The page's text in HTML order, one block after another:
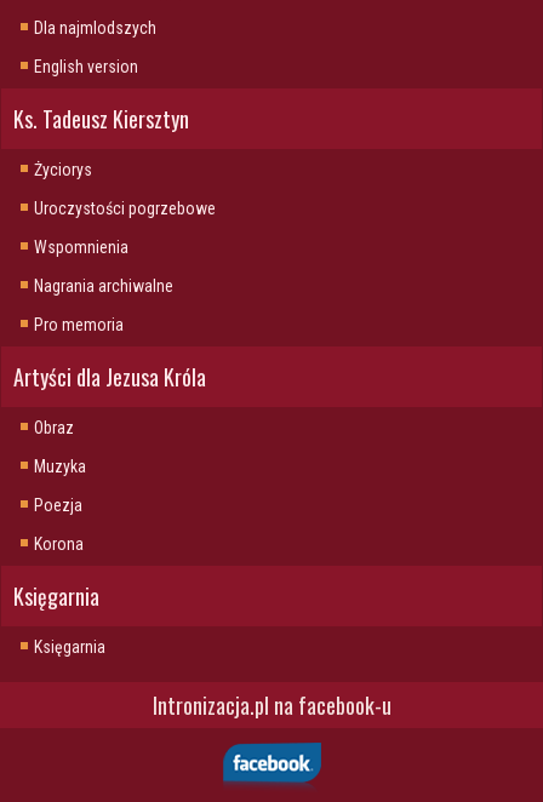
Dla najmlodszych
English version
Ks. Tadeusz Kiersztyn
Życiorys
Uroczystości pogrzebowe
Wspomnienia
Nagrania archiwalne
Pro memoria
Artyści dla Jezusa Króla
Obraz
Muzyka
Poezja
Korona
Księgarnia
Księgarnia
Intronizacja.pl na facebook-u